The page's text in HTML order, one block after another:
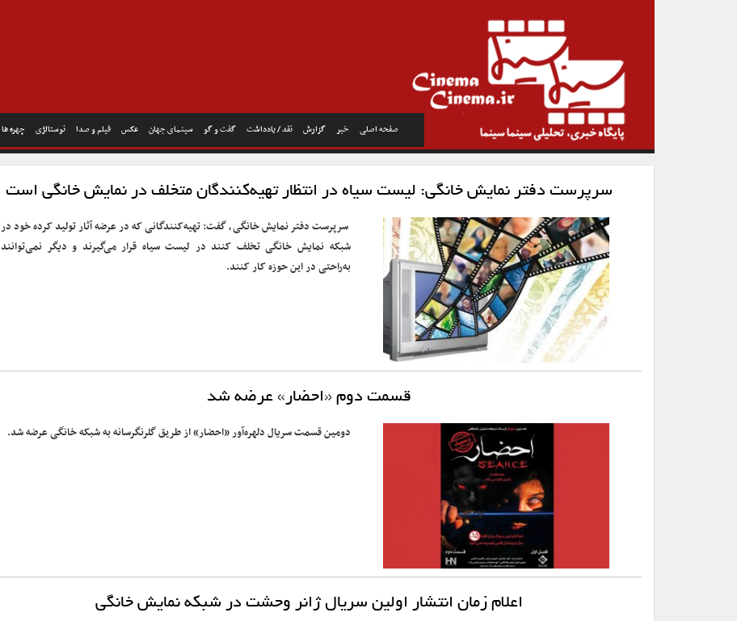
صفحه اصلی خبر گزارش نقد / یادداشت گفت و گو سینمای جهان عکس فیلم و صدا نوستالژی چهره ها
سرپرست دفتر نمایش خانگی: لیست سیاه در انتظار تهیه‌کنندگان متخلف در نمایش خانگی است
سرپرست دفتر نمایش خانگی، گفت: تهیه‌کنندگانی که در عرضه آثار تولید کرده خود در
شبکه نمایش خانگی تخلف کنند در لیست سیاه قرار می‌گیرند و دیگر نمی‌توانند
به‌راحتی در این حوزه کار کنند.
قسمت دوم «احضار» عرضه شد
دومین قسمت سریال دلهره‌آور «احضار» از طریق گلرنگ‎رسانه به شبکه خانگی عرضه شد.
اعلام زمان انتشار اولین سریال ژانر وحشت در شبکه نمایش خانگی